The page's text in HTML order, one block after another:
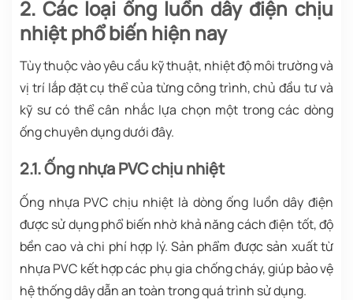
2. Các loại ống luồn dây điện chịu
nhiệt phổ biến hiện nay
Tùy thuộc vào yêu cầu kỹ thuật, nhiệt độ môi trường và
vị trí lắp đặt cụ thể của từng công trình, chủ đầu tư và
kỹ sư có thể cân nhắc lựa chọn một trong các dòng
ống chuyên dụng dưới đây.
2.1. Ống nhựa PVC chịu nhiệt
Ống nhựa PVC chịu nhiệt là dòng ống luồn dây điện
được sử dụng phổ biến nhờ khả năng cách điện tốt, độ
bền cao và chi phí hợp lý. Sản phẩm được sản xuất từ
nhựa PVC kết hợp các phụ gia chống cháy, giúp bảo vệ
hệ thống dây dẫn an toàn trong quá trình sử dụng.